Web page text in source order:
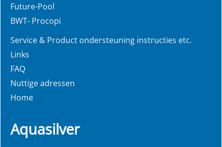
Future-Pool
BWT- Procopi
Service & Product ondersteuning instructies etc.
Links
FAQ
Nuttige adressen
Home
Aquasilver